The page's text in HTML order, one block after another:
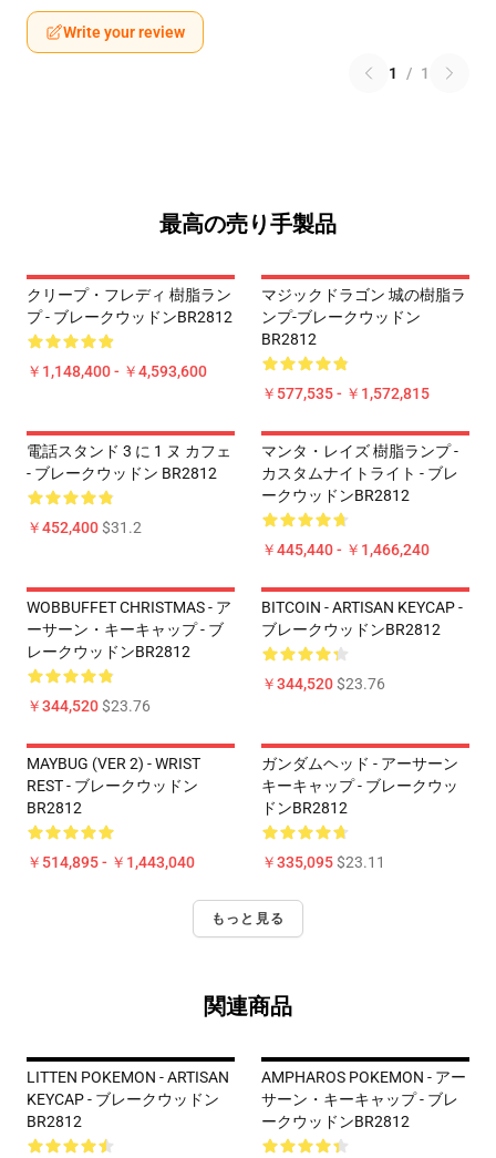
Write your review
1 / 1
最高の売り手製品
クリープ・フレディ 樹脂ラン
プ - ブレークウッドンBR2812
￥1,148,400 - ￥4,593,600
マジックドラゴン 城の樹脂ラ
ンプ-ブレークウッドン
BR2812
￥577,535 - ￥1,572,815
電話スタンド 3 に 1 ヌ カフェ
- ブレークウッドン BR2812
￥452,400$31.2
マンタ・レイズ 樹脂ランプ -
カスタムナイトライト - ブレ
ークウッドンBR2812
￥445,440 - ￥1,466,240
WOBBUFFET CHRISTMAS - ア
ーサーン・キーキャップ - ブ
レークウッドンBR2812
￥344,520$23.76
BITCOIN - ARTISAN KEYCAP -
ブレークウッドンBR2812
￥344,520$23.76
MAYBUG (VER 2) - WRIST
REST - ブレークウッドン
BR2812
￥514,895 - ￥1,443,040
ガンダムヘッド - アーサーン
キーキャップ - ブレークウッ
ドンBR2812
￥335,095$23.11
もっと見る
関連商品
LITTEN POKEMON - ARTISAN
KEYCAP - ブレークウッドン
BR2812
AMPHAROS POKEMON - アー
サーン・キーキャップ - ブレ
ークウッドンBR2812